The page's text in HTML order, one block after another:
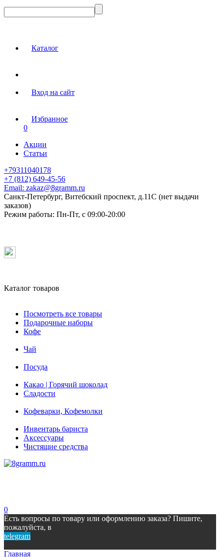
Каталог
Вход на сайт
Избранное
0
Акции
Статьи
+79311040178
+7 (812) 649-45-56
Email: zakaz@8gramm.ru
Санкт-Петербург, Витебский проспект, д.11С (нет выдачи
заказов)
Режим работы: Пн-Пт, с 09:00-20:00
Каталог товаров
Посмотреть все товары
Подарочные наборы
Кофе
Чай
Посуда
Какао | Горячий шоколад
Сладости
Кофеварки, Кофемолки
Инвентарь бариста
Аксессуары
Чистящие средства
0
Есть вопросы по товару или оформлению заказа? Пишите,
пожалуйста, в
telegram
Главная